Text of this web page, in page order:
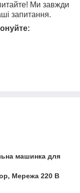
Ми завжди
запитання.
машинка для
Мережа 220 В